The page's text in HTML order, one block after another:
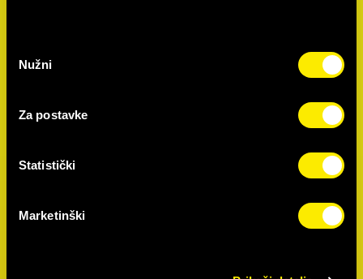
pristanka
Nužni
Za postavke
Statistički
Marketinški
Poziv je potrebno obaviti sa broja za koji se radi
2. Prije poziva pripremi serijski broj (ICCID) koji se
3. Kada zamjena kartice bude izvršena postojeća haloo
kartica će postati neaktivna i izgubiti signal. Nakon
karticu.